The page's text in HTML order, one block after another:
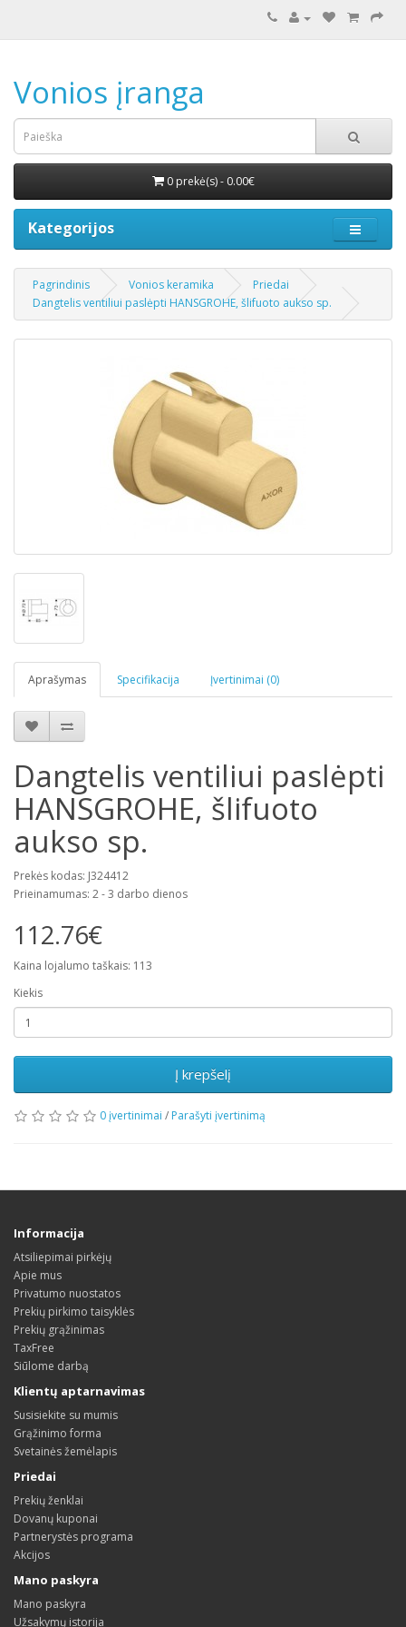
Vonios įranga
0 prekė(s) - 0.00€
Kategorijos
Pagrindinis Vonios keramika
Priedai
Dangtelis ventiliui paslėpti HANSGROHE, šlifuoto aukso sp.
Aprašymas Specifikacija Įvertinimai (0)
Dangtelis ventiliui paslėpti
HANSGROHE, šlifuoto
aukso sp.
Prekės kodas: J324412
Prieinamumas: 2 - 3 darbo dienos
112.76€
Kaina lojalumo taškais: 113
Kiekis
Į krepšelį
0 įvertinimai / Parašyti įvertinimą
Informacija
Atsiliepimai pirkėjų
Apie mus
Privatumo nuostatos
Prekių pirkimo taisyklės
Prekių grąžinimas
TaxFree
Siūlome darbą
Klientų aptarnavimas
Susisiekite su mumis
Grąžinimo forma
Svetainės žemėlapis
Priedai
Prekių ženklai
Dovanų kuponai
Partnerystės programa
Akcijos
Mano paskyra
Mano paskyra
Užsakymų istorija